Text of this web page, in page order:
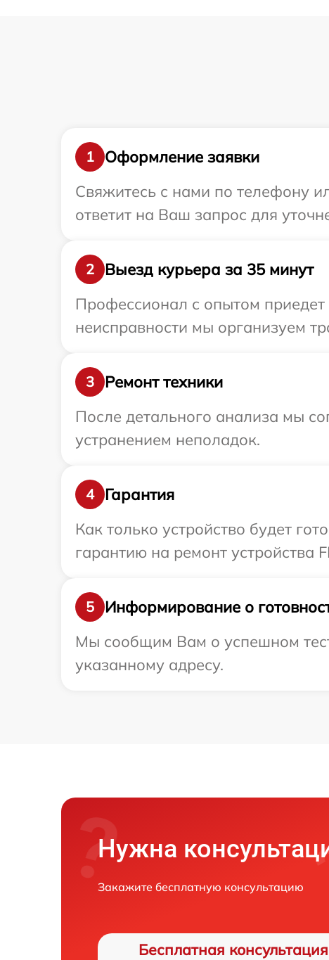
1
Оформление заявки
Свяжитесь с нами по телефону
ответит на Ваш запрос для
2
Выезд курьера за 35 минут
Профессионал с опытом приедет
неисправности мы организуем
3
Ремонт техники
После детального анализа мы
устранением неполадок.
4
Гарантия
Как только устройство будет
гарантию на ремонт устройства
5
Информирование о
Мы сообщим Вам о успешном
указанному адресу.
Нужна
Закажите бесплатную консультацию
Бесплатная